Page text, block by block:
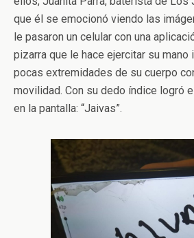
que él se emocionó viendo las
le pasaron un celular con una
pizarra que le hace ejercitar su mano
pocas extremidades de su cuerpo
movilidad. Con su dedo índice logró
en la pantalla: “Jaivas”.